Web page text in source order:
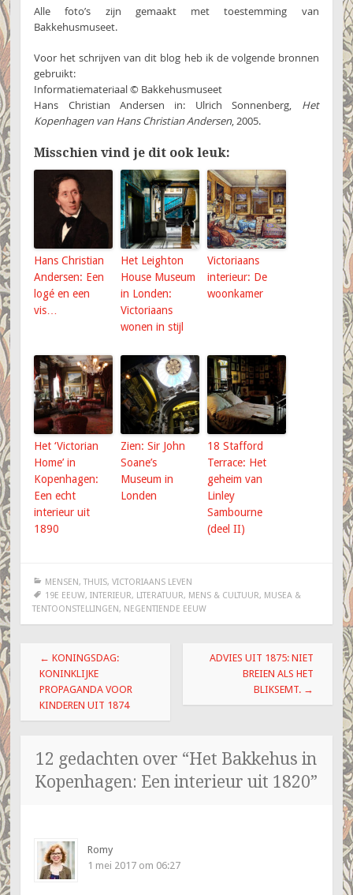
Alle foto’s zijn gemaakt met toestemming van
Bakkehusmuseet.
Voor het schrijven van dit blog heb ik de volgende bronnen
gebruikt:
Informatiemateriaal © Bakkehusmuseet
Hans Christian Andersen in: Ulrich Sonnenberg, Het
Kopenhagen van Hans Christian Andersen, 2005.
Misschien vind je dit ook leuk:
Hans Christian
Andersen: Een
logé en een
vis…
Het Leighton
House Museum
in Londen:
Victoriaans
wonen in stijl
Victoriaans
interieur: De
woonkamer
Het ‘Victorian
Home’ in
Kopenhagen:
Een echt
interieur uit
1890
Zien: Sir John
Soane’s
Museum in
Londen
18 Stafford
Terrace: Het
geheim van
Linley
Sambourne
(deel II)
MENSEN, THUIS, VICTORIAANS LEVEN
19E EEUW, INTERIEUR, LITERATUUR, MENS & CULTUUR, MUSEA &
TENTOONSTELLINGEN, NEGENTIENDE EEUW
Berichtnavigatie
← KONINGSDAG:
KONINKLIJKE
PROPAGANDA VOOR
KINDEREN UIT 1874
ADVIES UIT 1875: NIET
BREIEN ALS HET
BLIKSEMT. →
12 gedachten over “Het Bakkehus in
Kopenhagen: Een interieur uit 1820”
Romy
1 mei 2017 om 06:27